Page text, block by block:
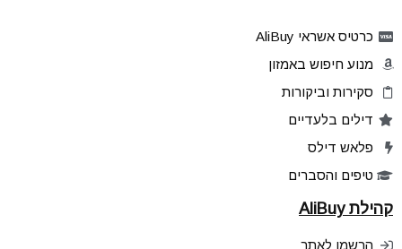
כרטיס אשראי AliBuy
מנוע חיפוש באמזון
סקירות וביקורות
דילים בלעדיים
פלאש דילס
טיפים והסברים
קהילת AliBuy
הרשמו לאתר